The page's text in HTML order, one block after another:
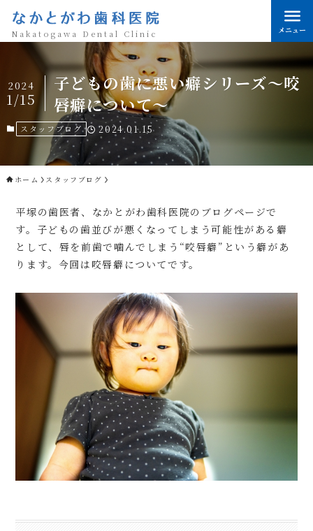
なかとがわ歯科医院
Nakatogawa Dental Clinic メニュー
子どもの歯に悪い癖シリーズ～咬
唇癖について～
2024
1/15
スタッフブログ 2024.01.15
ホーム スタッフブログ
平塚の歯医者、なかとがわ歯科医院のブログページで
す。子どもの歯並びが悪くなってしまう可能性がある癖
として、唇を前歯で噛んでしまう“咬唇癖”という癖があ
ります。今回は咬唇癖についてです。